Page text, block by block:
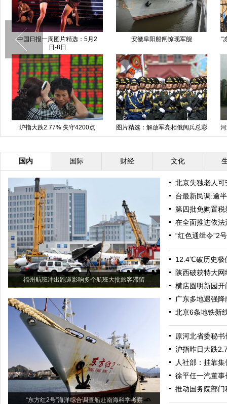
中国日报一周图片精选：5月2
日-8日
安徽阜阳船闸惊现军舰 “
沪指大跌2.77% 失守4200点
图片精选：解放军亮相俄阅兵总彩
排
国内 国际 财经 文化
福州航班冲出跑道影响多个航班大批旅客滞留
“东方红2号”海洋综合调查船赴南海科学考察
北京失独老人
台最新民调:逾
第四批免购置
在全面推进依
“红色通缉令”2
12.4℃破历史极
陕西破获特大
横店圆明新园
广东多地遇强降
北京6条地铁新
原河北省委秘
沪指昨日大跌
人社部：挂靠
徐平任一汽董
推动国务院部